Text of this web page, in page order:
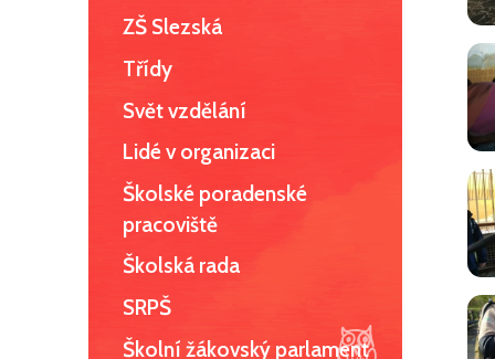
ZŠ Slezská
Třídy
Svět vzdělání
Lidé v organizaci
Školské poradenské
pracoviště
Školská rada
SRPŠ
Školní žákovský parlament